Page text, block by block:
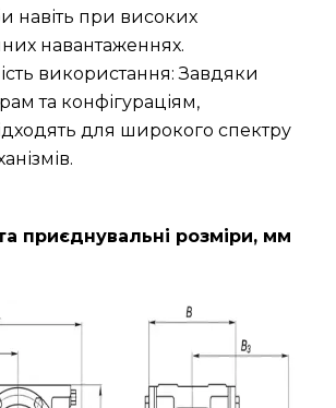
навіть при високих
навантаженнях.
використання: Завдяки
та конфігураціям,
для широкого спектру
приєднувальні розміри, мм